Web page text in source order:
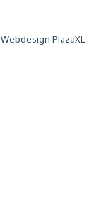
Webdesign PlazaXL